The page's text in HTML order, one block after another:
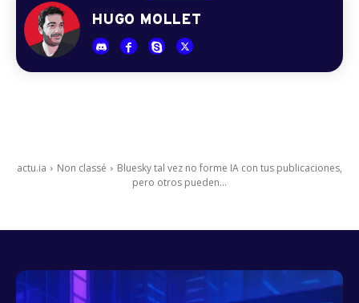
HUGO MOLLET
actu.ia Non classé
Bluesky tal vez no forme IA con tus publicaciones,
pero otros pueden...